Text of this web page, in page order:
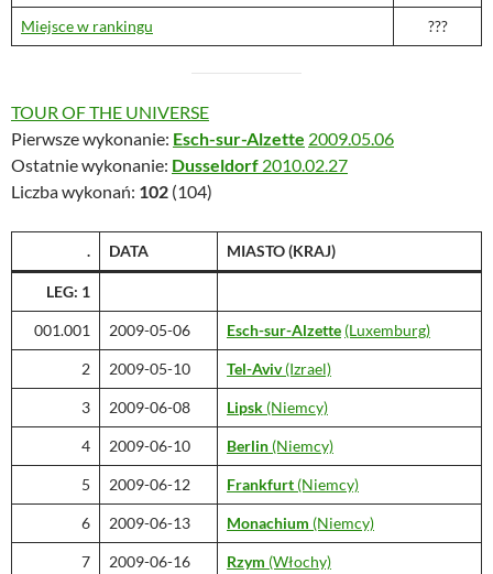
Miejsce w rankingu ???
TOUR OF THE UNIVERSE
Pierwsze wykonanie: Esch-sur-Alzette 2009.05.06
Ostatnie wykonanie: Dusseldorf 2010.02.27
Liczba wykonań: 102 (104)
. DATA MIASTO(KRAJ)
LEG: 1
001.001 2009-05-06 Esch-sur-Alzette (Luxemburg)
2 2009-05-10 Tel-Aviv(Izrael)
3 2009-06-08 Lipsk (Niemcy)
4 2009-06-10 Berlin (Niemcy)
5 2009-06-12 Frankfurt (Niemcy)
6 2009-06-13 Monachium (Niemcy)
7 2009-06-16 Rzym (Włochy)